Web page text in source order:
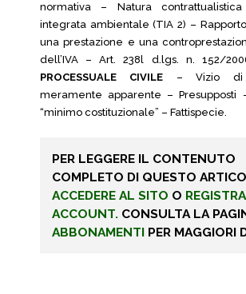
normativa – Natura
integrata ambientale (TIA 2) –
una prestazione e una
dell’IVA – Art. 238l d.lgs. n. 152/
PROCESSUALE CIVILE – Vizio di
meramente apparente – Presupposti
“minimo costituzionale” – Fattispecie.
PER LEGGERE IL CONTENUTO
COMPLETO DI QUESTO
ACCEDERE AL SITO O
ACCOUNT. CONSULTA LA
ABBONAMENTI PER MAGGIORI